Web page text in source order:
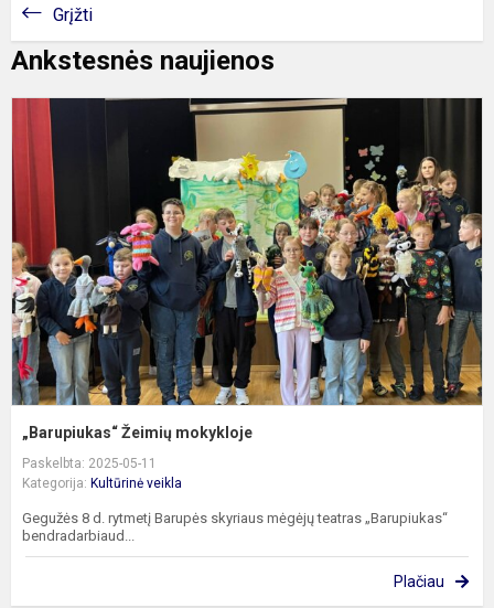
Grįžti
Ankstesnės naujienos
„Barupiukas“ Žeimių mokykloje
Paskelbta: 2025-05-11
Kategorija: Kultūrinė veikla
Gegužės 8 d. rytmetį Barupės skyriaus mėgėjų teatras „Barupiukas“
bendradarbiaud...
Plačiau